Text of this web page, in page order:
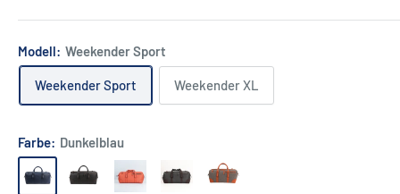
Modell: Weekender Sport
Weekender Sport Weekender XL
Farbe: Dunkelblau
DunkelblauDunkelbraun
Orange
Dunkelbraun
Loden